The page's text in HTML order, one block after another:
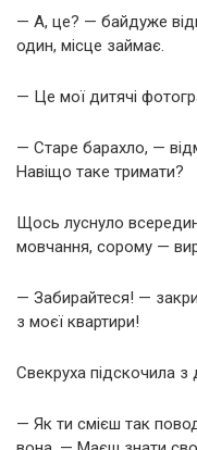
— А, це? — байдуже
один, місце займає.
— Це мої дитячі
— Старе барахло, —
Навіщо таке тримати?
Щось луснуло
мовчання, сорому —
— Забирайтеся! —
з моєї квартири!
Свекруха підскочила
— Як ти смієш так